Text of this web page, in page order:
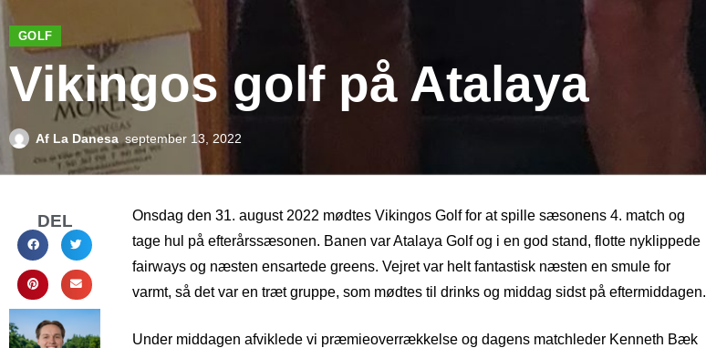
GOLF
Vikingos golf på Atalaya
Af La Danesa september 13, 2022
DEL
Onsdag den 31. august 2022 mødtes Vikingos Golf for at spille sæsonens 4. match og
tage hul på efterårssæsonen. Banen var Atalaya Golf og i en god stand, flotte nyklippede
fairways og næsten ensartede greens. Vejret var helt fantastisk næsten en smule for
varmt, så det var en træt gruppe, som mødtes til drinks og middag sidst på eftermiddagen.
Under middagen afviklede vi præmieoverrækkelse og dagens matchleder Kenneth Bæk